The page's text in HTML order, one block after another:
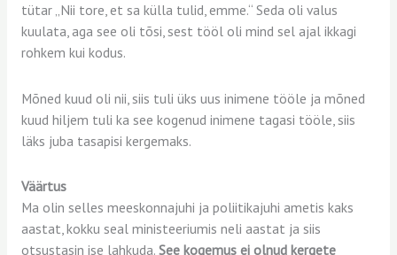
tütar „Nii tore, et sa külla tulid, emme.“ Seda oli valus
kuulata, aga see oli tõsi, sest tööl oli mind sel ajal ikkagi
rohkem kui kodus.
Mõned kuud oli nii, siis tuli üks uus inimene tööle ja mõned
kuud hiljem tuli ka see kogenud inimene tagasi tööle, siis
läks juba tasapisi kergemaks.
Väärtus
Ma olin selles meeskonnajuhi ja poliitikajuhi ametis kaks
aastat, kokku seal ministeeriumis neli aastat ja siis
otsustasin ise lahkuda. See kogemus ei olnud kergete